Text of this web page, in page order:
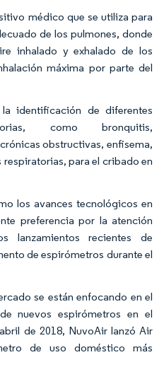
médico que se utiliza para
de los pulmones, donde
inhalado y exhalado de los
máxima por parte del
identificación de diferentes
como bronquitis,
obstructivas, enfisema,
para el cribado en
los avances tecnológicos en
preferencia por la atención
lanzamientos recientes de
de espirómetros durante el
se están enfocando en el
nuevos espirómetros en el
de 2018, NuvoAir lanzó Air
de uso doméstico más